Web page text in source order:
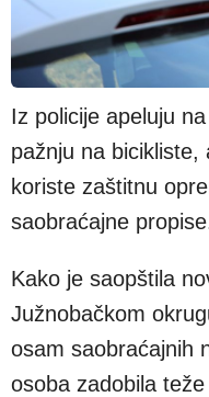
Iz policije apeluju
pažnju na bicikliste,
koriste zaštitnu
saobraćajne
Kako je saopštila
Južnobačkom
osam saobraćajnih
osoba zadobila